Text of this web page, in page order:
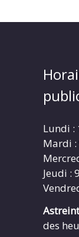
Lundi :
Mardi :
Jeudi :
des